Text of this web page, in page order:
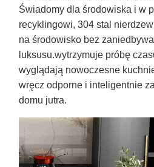
Świadomy dla środowiska i w
recyklingowi, 304 stal
na środowisko bez
luksusu.wytrzymuje próbę
wyglądają nowoczesne
wręcz odporne i inteligentnie
domu jutra.